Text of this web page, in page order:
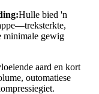
Hulle bied 'n
minimale gewig
aard en kort
outomatiese